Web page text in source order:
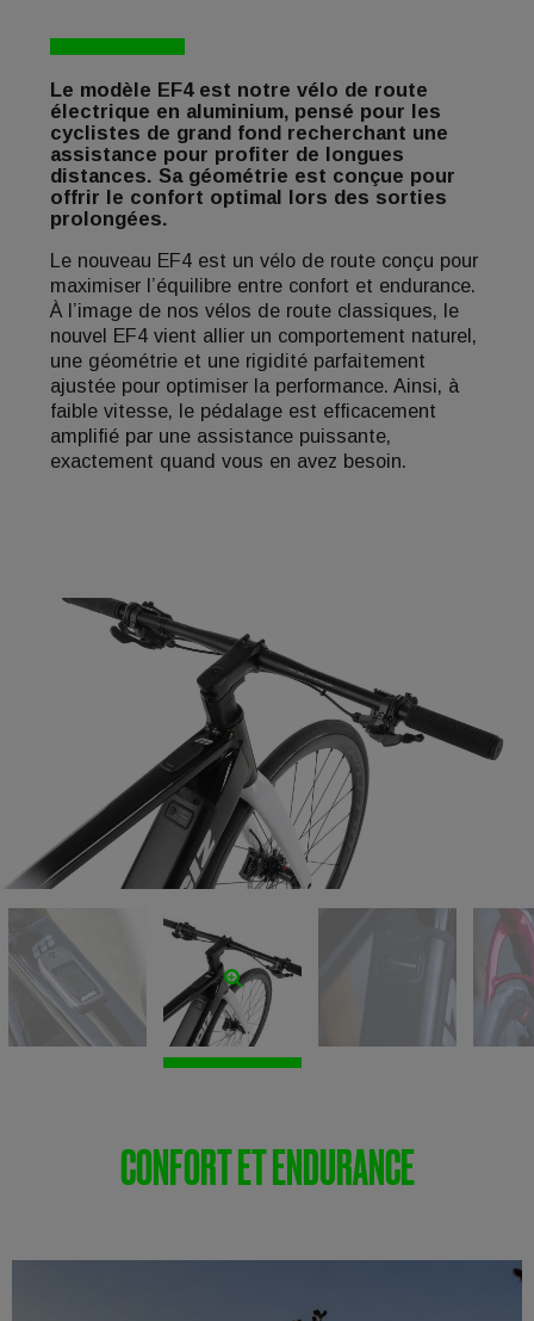
Le modèle EF4 est notre vélo de route
électrique en aluminium, pensé pour les
cyclistes de grand fond recherchant une
assistance pour profiter de longues
distances. Sa géométrie est conçue pour
offrir le confort optimal lors des sorties
prolongées.
Le nouveau EF4 est un vélo de route conçu pour
maximiser l’équilibre entre confort et endurance.
À l’image de nos vélos de route classiques, le
nouvel EF4 vient allier un comportement naturel,
une géométrie et une rigidité parfaitement
ajustée pour optimiser la performance. Ainsi, à
faible vitesse, le pédalage est efficacement
amplifié par une assistance puissante,
exactement quand vous en avez besoin.
CONFORT ET ENDURANCE